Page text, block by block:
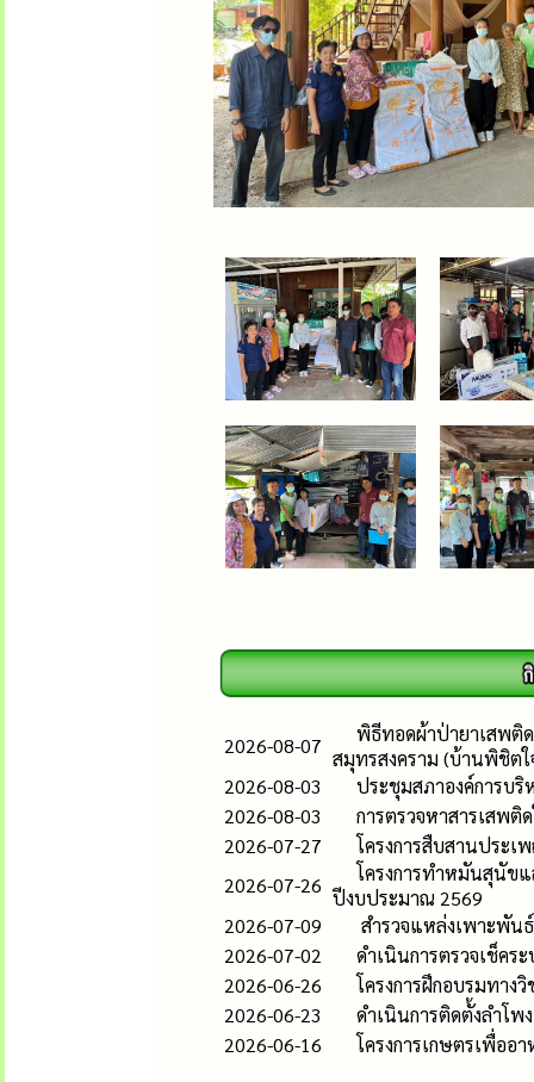
2026-08-07
พิธีทอดผ้าป่ายาเสพติ
สมุทรสงคราม (บ้านพิชิต
2026-08-03
ประชุมสภาองค์การบ
2026-08-03
การตรวจหาสารเสพติ
2026-07-27
โครงการสืบสานประ
2026-07-26
โครงการทำหมันสุนัข
ปีงบประมาณ 2569
2026-07-09
สำรวจแหล่งเพาะพัน
2026-07-02
ดำเนินการตรวจเช็คร
2026-06-26
โครงการฝึกอบรมทาง
2026-06-23
ดำเนินการติดตั้งลำโ
2026-06-16
โครงการเกษตรเพื่ออ